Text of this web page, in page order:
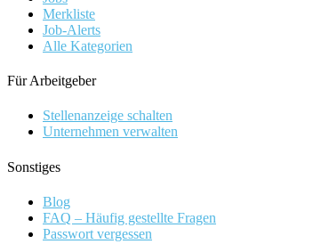
Merkliste
Job-Alerts
Alle Kategorien
Für Arbeitgeber
Stellenanzeige schalten
Unternehmen verwalten
Sonstiges
Blog
FAQ – Häufig gestellte Fragen
Passwort vergessen